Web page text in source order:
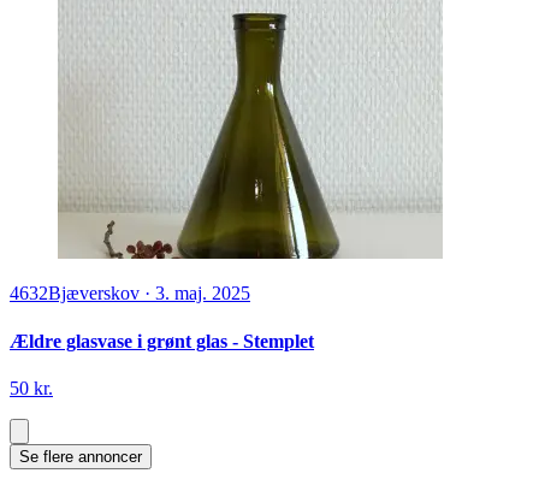
4632Bjæverskov · 3. maj. 2025
Ældre glasvase i grønt glas - Stemplet
50 kr.
Se flere annoncer